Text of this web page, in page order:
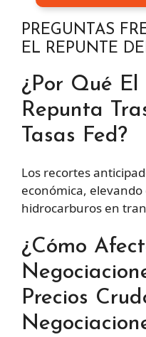
PREGUNTAS
EL REPUNTE
¿Por Qué El
Repunta
Tasas Fed?
Los recortes
económica,
hidrocarburos en
¿Cómo
Precios